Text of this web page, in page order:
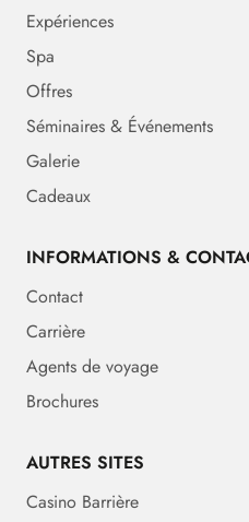
Expériences
Spa
Offres
Séminaires & Événements
Galerie
Cadeaux
INFORMATIONS &
Contact
Carrière
Agents de voyage
Brochures
AUTRES SITES
Casino Barrière